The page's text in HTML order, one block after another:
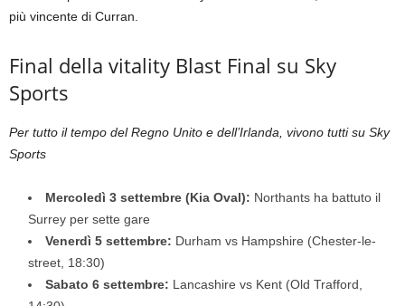
più vincente di Curran.
Final della vitality Blast Final su Sky
Sports
Per tutto il tempo del Regno Unito e dell’Irlanda, vivono tutti su Sky
Sports
Mercoledì 3 settembre (Kia Oval): Northants ha battuto il
Surrey per sette gare
Venerdì 5 settembre: Durham vs Hampshire (Chester-le-
street, 18:30)
Sabato 6 settembre: Lancashire vs Kent (Old Trafford,